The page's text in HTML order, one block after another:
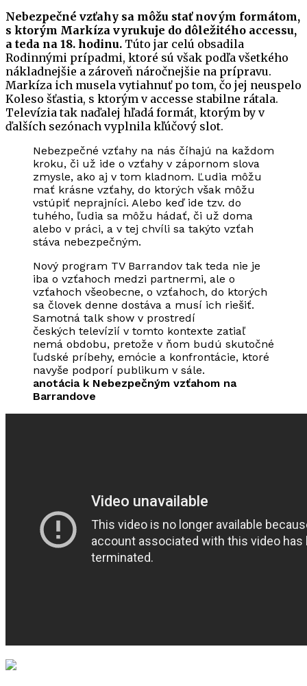
Nebezpečné vzťahy sa môžu stať novým formátom,
s ktorým Markíza vyrukuje do dôležitého accessu,
a teda na 18. hodinu. Túto jar celú obsadila
Rodinnými prípadmi, ktoré sú však podľa všetkého
nákladnejšie a zároveň náročnejšie na prípravu.
Markíza ich musela vytiahnuť po tom, čo jej neuspelo
Koleso šťastia, s ktorým v accesse stabilne rátala.
Televízia tak naďalej hľadá formát, ktorým by v
ďalších sezónach vyplnila kľúčový slot.
Nebezpečné vzťahy na nás číhajú na každom
kroku, či už ide o vzťahy v zápornom slova
zmysle, ako aj v tom kladnom. Ľudia môžu
mať krásne vzťahy, do ktorých však môžu
vstúpiť neprajníci. Alebo keď ide tzv. do
tuhého, ľudia sa môžu hádať, či už doma
alebo v práci, a v tej chvíli sa takýto vzťah
stáva nebezpečným.
Nový program TV Barrandov tak teda nie je
iba o vzťahoch medzi partnermi, ale o
vzťahoch všeobecne, o vzťahoch, do ktorých
sa človek denne dostáva a musí ich riešiť.
Samotná talk show v prostredí
českých televízií v tomto kontexte zatiaľ
nemá obdobu, pretože v ňom budú skutočné
ľudské príbehy, emócie a konfrontácie, ktoré
navyše podporí publikum v sále.
anotácia k Nebezpečným vzťahom na
Barrandove